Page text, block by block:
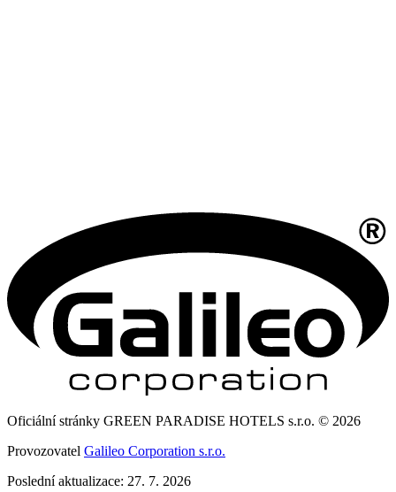
Oficiální stránky GREEN PARADISE HOTELS s.r.o. © 2026
Provozovatel Galileo Corporation s.r.o.
Poslední aktualizace: 27. 7. 2026